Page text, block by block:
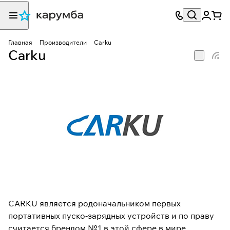
Главная Производители Carku
Carku
CARKU является родоначальником первых
портативных пуско-зарядных устройств и по праву
считается брендом №1 в этой сфере в мире,